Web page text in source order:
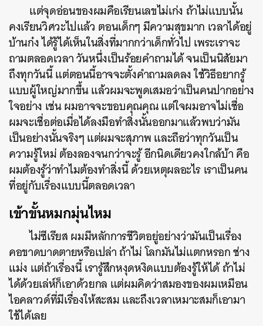
แต่จุดอ่อนของผมคือเรียนเลขไม่เก่ง ถ้าไม่แบบนั้น
คงเรียนวิศวะไปแล้ว ตอนเด็กๆ มีความสุขมาก เวลาได้อยู่
บ้านก๋ง ได้รู้ได้เห็นในสิ่งที่มากกว่าเด็กทั่วไป เพระเราจะ
ถามตลอดเวลา วันหนึ่งเป็นร้อยคำถามได้ จนเป็นนิสัยมา
ถึงทุกวันนี้ แต่ตอนนี้อาจจะตั้งคำถามลดลง ใช้วิธีอยากรู้
แบบผู้ใหญ่มากขึ้น แล้วผมจะพูดเสมอว่าเป็นคนปากอย่าง
ใจอย่าง เช่น ผมอาจจะขอบคุณคุณ แต่ใจผมอาจไม่เชื่อ
ผมจะเชื่อต่อเมื่อได้ลงมือทำสิ่งนั้นออกมาแล้วพบว่ามัน
เป็นอย่างนั้นจริงๆ แต่ผมจะสุภาพ และถือว่าทุกวันเป็น
ความรู้ใหม่ ต้องลองจนกว่าจะรู้ อีกนิดเดียวคงใกล้บ้า คือ
ผมต้องรู้ว่าทำไมต้องทำสิ่งนี้ ด้วยเหตุผลอะไร เราเป็นคน
ที่อยู่กับเรื่องแบบนี้ตลอดเวลา
เข้าขั้นหมกมุ่นไหม
ไม่ซีเรียส ผมมีหลักการชีวิตอยู่อย่างว่ามันเป็นเรื่อง
คอขาดบาดตายหรือเปล่า ถ้าไม่ โลกมันไม่แตกหรอก ช่าง
แม่ง แต่ถ้าเรื่องนี้ เรารู้สึกหงุดหงิดแบบต้องรู้ให้ได้ ถ้าไม่
ได้ด้วยเล่ห์ก็เอาด้วยกล แต่ผมคิดว่าสมองของผมเหมือน
ไอคลาวด์ที่มีเรื่องให้สะสม และถึงเวลาเหมาะสมก็เอามา
ใช้ได้เลย